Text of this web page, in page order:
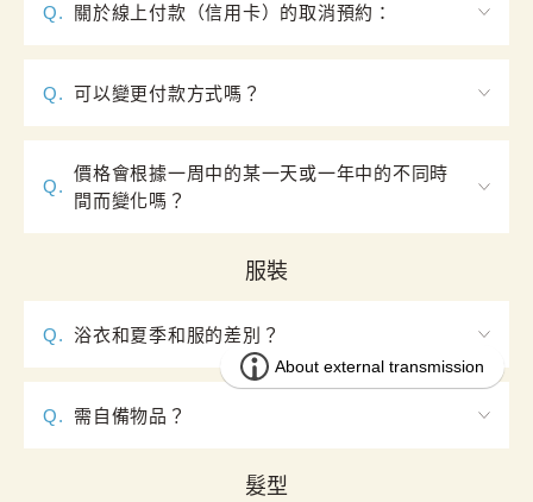
有疑問，請聯繫我們的
Q.
關於線上付款（信用卡）的取消預約：
會被扣除。（因為信用卡的扣款是在預約日當天的晚
上進行）
但是，如果由於特殊的原因需要通過匯款進行返還的
話，匯款手續費需要客人自己承擔請您知曉。另外，
使用國外銀行的客人的話需要支付海外匯款+手續費。
帳」的方法進行處理。使用外幣進行匯款的話「手續
費$30」將以外幣換算後進行扣除，請您知曉。
Q. 可以變更付款方式嗎？
Q.
價格會根據一周中的某一天或一年中的不同時
間而變化嗎？
了並進行預訂。
服裝
Q. 浴衣和夏季和服的差別？
浴衣衣服只有一件、材質不同、無穿分趾襪。
Q.
需自備物品？
天怕冷的客人可在和服內穿V領發熱衣。
髮型